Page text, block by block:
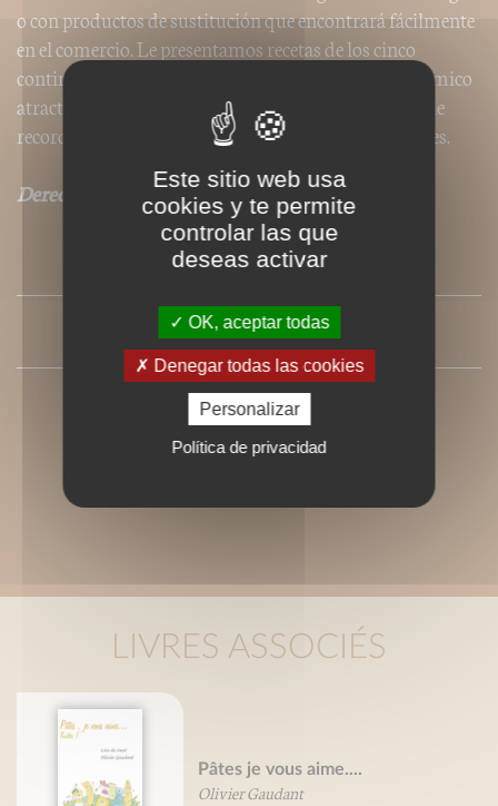
o con productos de sustitución que encontrará fácilmente
en el comercio. Le presentamos recetas de los cinco
continentes y le invitamos a hacer un viaje gastronómico
atractivo y accesible, que le llevará a países lejanos o le
recordará los platos tradicionales de nuestras regiones.
Derechos de traducción disponibles
SOMMAIRE
PRESSE
LIVRES ASSOCIÉS
Pâtes je vous aime....
Olivier Gaudant
Este sitio web usa
cookies y te permite
controlar las que
deseas activar
OK, aceptar todas
Denegar todas las cookies
Personalizar
Política de privacidad